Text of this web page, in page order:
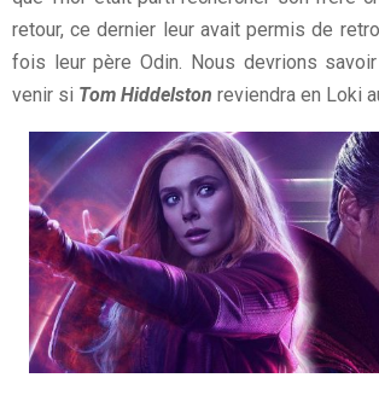
retour, ce dernier leur avait permis de
fois leur père Odin. Nous devrions
venir si Tom Hiddelston reviendra en Loki